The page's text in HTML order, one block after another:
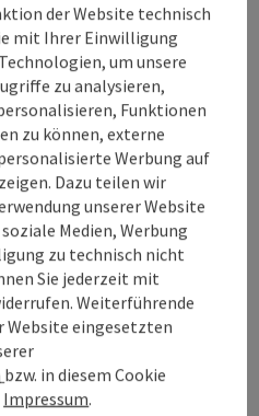
die Maschinenring-
und Forstwirtschaft für
und
stärkt der Maschinenring
der Website technisch
mit Ihrer Einwilligung
um unsere
zu analysieren,
Funktionen
zu können, externe
Werbung auf
Dazu teilen wir
unserer Website
Medien, Werbung
zu technisch nicht
Sie jederzeit mit
Weiterführende
Website eingesetzten
bzw. in diesem Cookie
Impressum.